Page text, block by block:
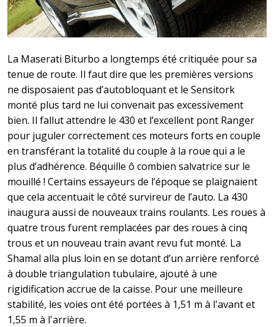
La Maserati Biturbo a longtemps été critiquée pour sa
tenue de route. Il faut dire que les premières versions
ne disposaient pas d’autobloquant et le Sensitork
monté plus tard ne lui convenait pas excessivement
bien. Il fallut attendre le 430 et l’excellent pont Ranger
pour juguler correctement ces moteurs forts en couple
en transférant la totalité du couple à la roue qui a le
plus d’adhérence. Béquille ô combien salvatrice sur le
mouillé ! Certains essayeurs de l’époque se plaignaient
que cela accentuait le côté survireur de l’auto. La 430
inaugura aussi de nouveaux trains roulants. Les roues à
quatre trous furent remplacées par des roues à cinq
trous et un nouveau train avant revu fut monté. La
Shamal alla plus loin en se dotant d’un arrière renforcé
à double triangulation tubulaire, ajouté à une
rigidification accrue de la caisse. Pour une meilleure
stabilité, les voies ont été portées à 1,51 m à l'avant et
1,55 m à l'arrière.